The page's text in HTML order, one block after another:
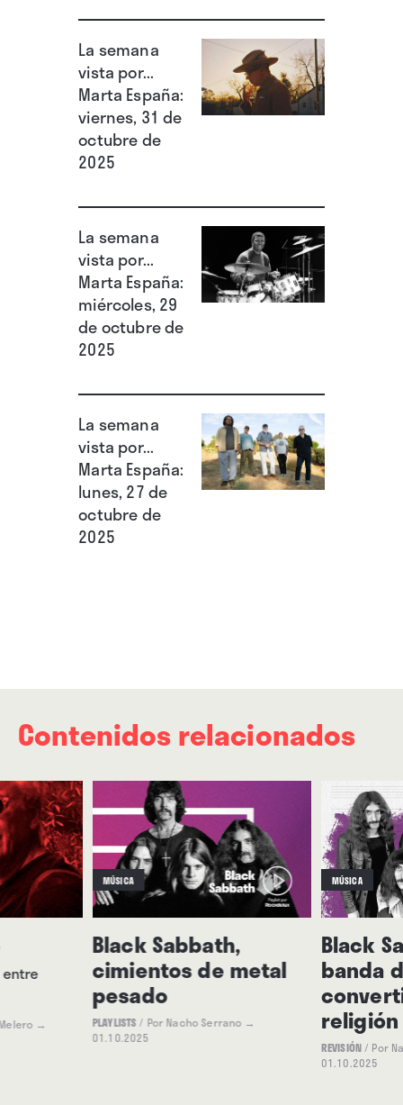
La semana
vista por...
Marta España:
viernes, 31 de
octubre de
2025
La semana
vista por...
Marta España:
miércoles, 29
de octubre de
2025
La semana
vista por...
Marta España:
lunes, 27 de
octubre de
2025
Contenidos relacionados
entre
→
MÚSICA
Black Sabbath,
cimientos de metal
pesado
PLAYLISTS / Por Nacho Serrano →
01.10.2025
MÚSICA
Black
banda
religión
REVISIÓN / Por
01.10.2025